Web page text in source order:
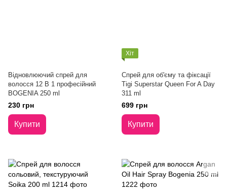
Відновлюючий спрей для
волосся 12 В 1 професійний
BOGENIA 250 ml
230 грн
Купити
Хіт
Спрей для об'єму та фіксації
Tigi Superstar Queen For A Day
311 ml
699 грн
Купити